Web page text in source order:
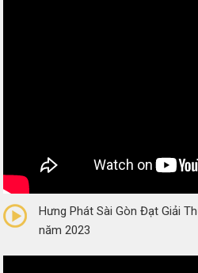
(0 Reviews)
Hưng Phát Sài Gòn Đạt Giải
năm 2023